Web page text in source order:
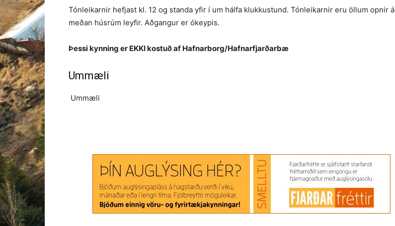
Tónleikarnir hefjast kl. 12 og standa yfir í um hálfa klukkustund. Tónleikarnir eru öllum opnir á
meðan húsrúm leyfir. Aðgangur er ókeypis.
Þessi kynning er EKKI kostuð af Hafnarborg/Hafnarfjarðarbæ
Ummæli
Ummæli
Antonía Hevesi Hádegistónleikar Herdís Anna Jónasdóttir tónleikar